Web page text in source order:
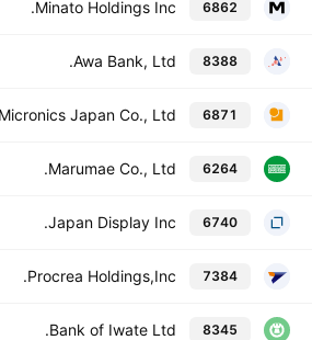
6862
Minato Holdings Inc.
8388
Awa Bank, Ltd.
6871
Micronics Japan Co., Ltd.
6264
Marumae Co., Ltd.
6740
Japan Display Inc.
7384
Procrea Holdings,Inc.
8345
Bank of Iwate Ltd.